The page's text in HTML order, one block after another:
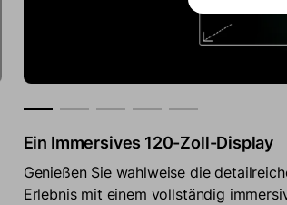
Lebendige Farben in Perfektion
Erleben Sie Unterhaltung auf
hohem Kontrastverhältnis von 2000:1